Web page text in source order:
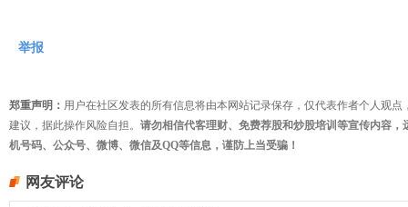
举报
郑重声明： 用户在社区发表的所有信息将由本网站记录保存，仅代表作者个人观
建议，据此操作风险自担。 请勿相信代客理财、免费荐股和炒股培训等宣传内容
机号码、公众号、微博、微信及QQ等信息，谨防上当受骗！
网友评论